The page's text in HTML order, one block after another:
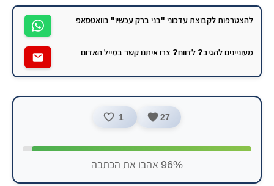
להצטרפות לקבוצת עדכוני "בני ברק עכשיו" בוואטסאפ
מעוניינים להגיב? לדווח? צרו איתנו קשר במייל האדום
27
1
96% אהבו את הכתבה